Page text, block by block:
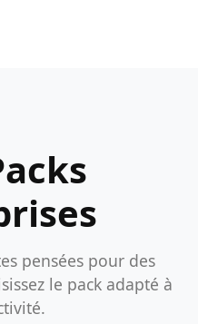
pensées pour des
le pack adapté à